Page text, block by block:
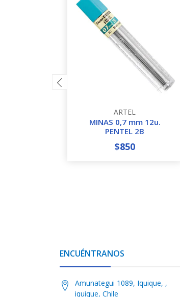
ARTEL
MINAS 0,7 mm 12u.
PENTEL 2B
+
$850
ENCUÉNTRANOS
Amunategui 1089, Iquique, ,
iquique, Chile